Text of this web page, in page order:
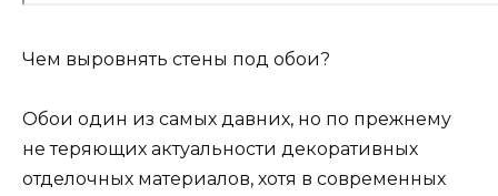
Чем выровнять стены под обои?
Обои один из самых давних, но по прежнему
не теряющих актуальности декоративных
отделочных материалов, хотя в современных